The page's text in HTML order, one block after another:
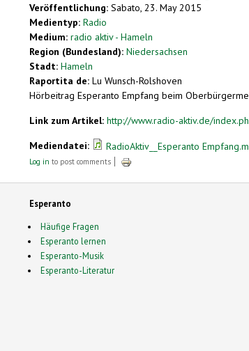
Veröffentlichung: Sabato, 23. May 2015
Medientyp: Radio
Medium: radio aktiv - Hameln
Region (Bundesland): Niedersachsen
Stadt: Hameln
Raportita de: Lu Wunsch-Rolshoven
Hörbeitrag Esperanto Empfang beim
Link zum Artikel: http://www.radio-aktiv.de/
Mediendatei:
RadioAktiv__Esperanto
Log in to post comments
Esperanto
Häufige Fragen
Esperanto lernen
Esperanto-Musik
Esperanto-Literatur